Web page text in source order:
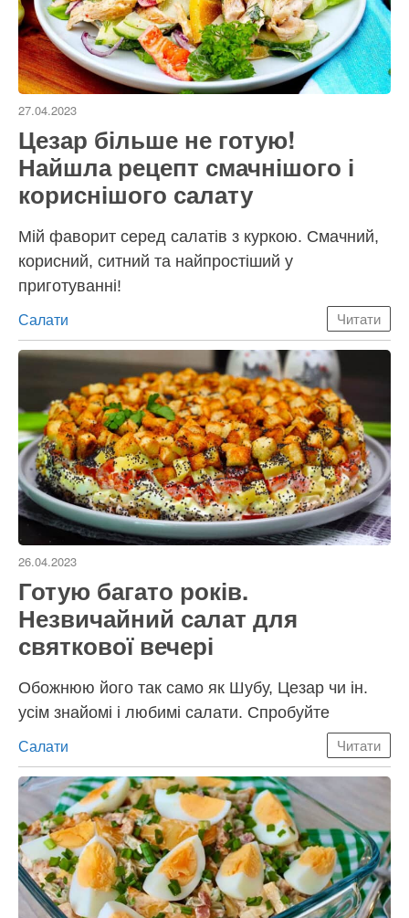
27.04.2023
Цезар більше не готую!
Найшла рецепт смачнішого і
кориснішого салату
Мій фаворит серед салатів з куркою. Смачний,
корисний, ситний та найпростіший у
приготуванні!
Категорії
Салати Читати
26.04.2023
Готую багато років.
Незвичайний салат для
святкової вечері
Обожнюю його так само як Шубу, Цезар чи ін.
усім знайомі і любимі салати. Спробуйте
Категорії
Салати Читати